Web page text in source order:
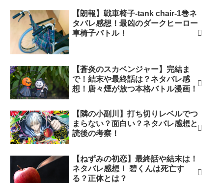
【朗報】戦車椅子-tank chair-1巻ネ
タバレ感想！最凶のダークヒーロー
車椅子バトル！
【蒼炎のスカベンジャー】完結ま
で！結末や最終話は？ネタバレ感
想！唐々煙が放つ本格バトル漫画！
【隣の小副川】打ち切りレベルでつ
まらない？面白い？ネタバレ感想と
読後の考察！
【ねずみの初恋】最終話や結末は！
ネタバレ感想！ 碧くんは死亡す
る？正体とは？